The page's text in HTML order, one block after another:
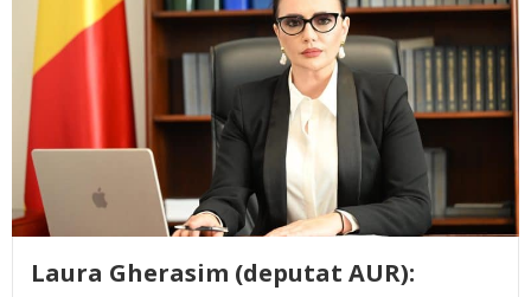
Laura Gherasim (deputat AUR):